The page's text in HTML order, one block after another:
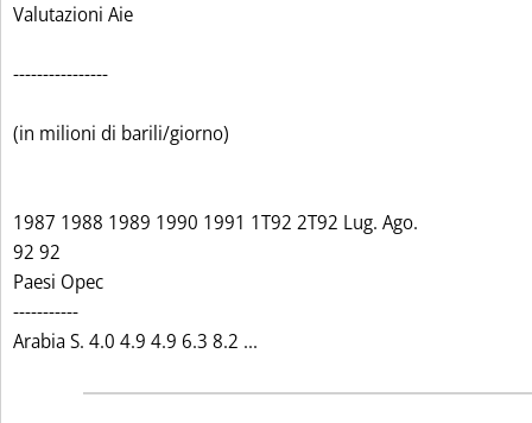
Valutazioni Aie
----------------
(in milioni di barili/giorno)
1987 1988 1989 1990 1991 1T92 2T92 Lug. Ago.
92 92
Paesi Opec
-----------
Arabia S. 4.0 4.9 4.9 6.3 8.2 ...